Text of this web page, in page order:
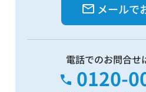
メールで
電話でのお問合せ
0120-